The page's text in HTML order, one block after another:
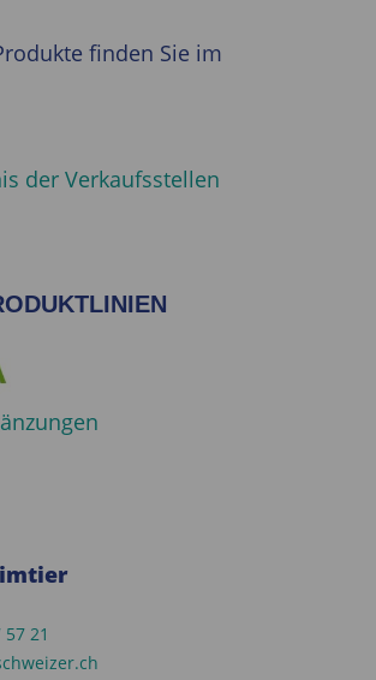
finden Sie im
der Verkaufsstellen
21